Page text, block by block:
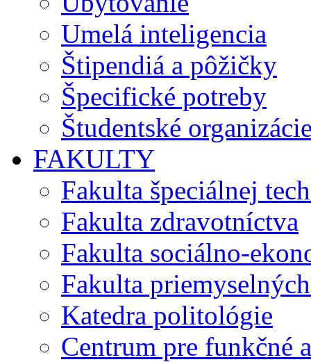
Umelá inteligencia
Štipendiá a pôžičky
Špecifické potreby
Študentské
FAKULTY
Fakulta špeciálnej
Fakulta zdravotníctva
Fakulta sociálno-
Fakulta
Katedra politológie
Centrum pre funkčné